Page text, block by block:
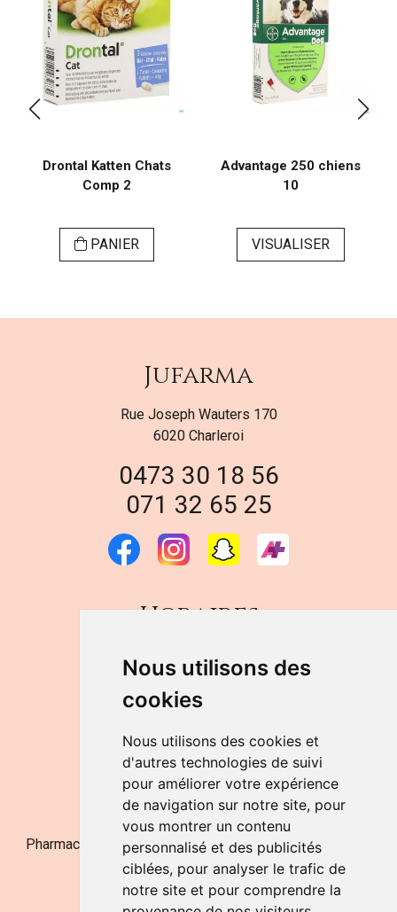
Nous utilisons des
cookies
Nous utilisons des cookies et
d'autres technologies de suivi
pour améliorer votre expérience
de navigation sur notre site, pour
vous montrer un contenu
personnalisé et des publicités
ciblées, pour analyser le trafic de
notre site et pour comprendre la
Drontal Katten Chats
Comp 2
PANIER
Advantage 250 chiens
10
VISUALISER
Jufarma
Rue Joseph Wauters 170
6020 Charleroi
0473 30 18 56
071 32 65 25
Horaires
DU LUNDI AU VENDREDI
de 9h à 12h30 et de 14h à 18h
LE SAMEDI
de 9h à 12h30
NOUS CONTACTER
Pharmacie Jufarma - Fatima Abachra - APB 521704 - N°
Entreprise BE0882-700-592